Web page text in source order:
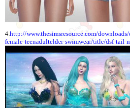
4.http://www.thesimsresource.com/
female-teenadultelder-swimwear/title/dsf-tail-